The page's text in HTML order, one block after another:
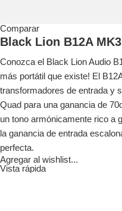
Comparar
Black Lion B12A MK3
Conozca el Black Lion Audio
más portátil que existe! El
transformadores de entrada y
Quad para una ganancia de
un tono armónicamente rico a
la ganancia de entrada
perfecta.
Agregar al wishlist...
Vista rápida